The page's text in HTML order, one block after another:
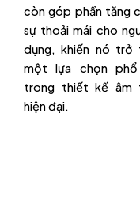
còn góp phần tăng
sự thoải mái cho
dụng, khiến nó trở
một lựa chọn
trong thiết kế âm
hiện đại.